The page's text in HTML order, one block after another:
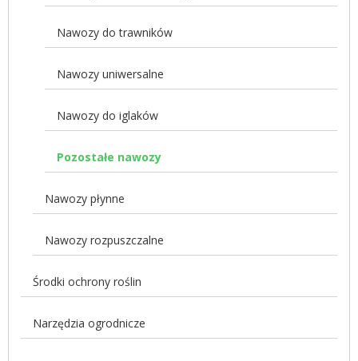
Nawozy do trawników
Nawozy uniwersalne
Nawozy do iglaków
Pozostałe nawozy
Nawozy płynne
Nawozy rozpuszczalne
Środki ochrony roślin
Narzędzia ogrodnicze